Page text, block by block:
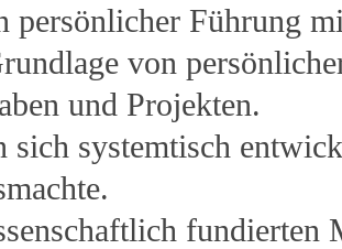
persönlicher Führung
von
und Projekten.
sich systemtisch
fundierten